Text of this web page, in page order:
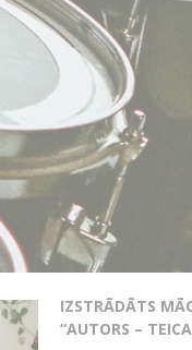
IZSTRĀDĀTS
“AUTORS –